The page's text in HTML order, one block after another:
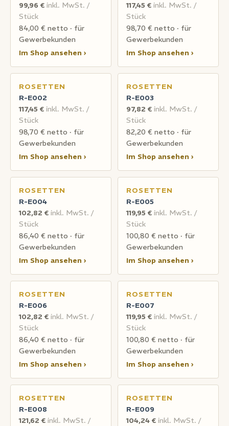
99,96 € inkl. MwSt. /
Stück
84,00 € netto · für
Gewerbekunden
Im Shop ansehen ›
117,45 € inkl. MwSt. /
Stück
98,70 € netto · für
Gewerbekunden
Im Shop ansehen ›
ROSETTEN
R-E002
117,45 € inkl. MwSt. /
Stück
98,70 € netto · für
Gewerbekunden
Im Shop ansehen ›
ROSETTEN
R-E003
97,82 € inkl. MwSt. /
Stück
82,20 € netto · für
Gewerbekunden
Im Shop ansehen ›
ROSETTEN
R-E004
102,82 € inkl. MwSt. /
Stück
86,40 € netto · für
Gewerbekunden
Im Shop ansehen ›
ROSETTEN
R-E005
119,95 € inkl. MwSt. /
Stück
100,80 € netto · für
Gewerbekunden
Im Shop ansehen ›
ROSETTEN
R-E006
102,82 € inkl. MwSt. /
Stück
86,40 € netto · für
Gewerbekunden
Im Shop ansehen ›
ROSETTEN
R-E007
119,95 € inkl. MwSt. /
Stück
100,80 € netto · für
Gewerbekunden
Im Shop ansehen ›
ROSETTEN
R-E008
121,62 € inkl. MwSt. /
ROSETTEN
R-E009
104,24 € inkl. MwSt. /